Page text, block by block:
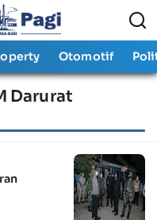
Otomotif
Darurat